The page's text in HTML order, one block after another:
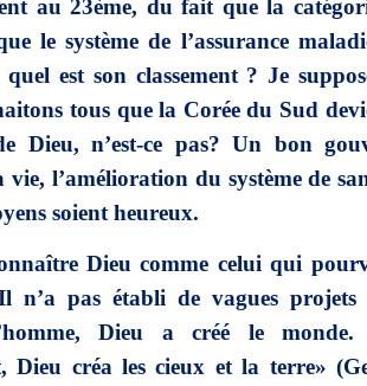
au 23ème, du fait que la
le système de l’assurance
est son classement ? Je
tous que la Corée du Sud
Dieu, n’est-ce pas? Un bon
vie, l’amélioration du système de
soient heureux.
Dieu comme celui qui
n’a pas établi de vagues
Dieu a créé le
Dieu créa les cieux et la terre»